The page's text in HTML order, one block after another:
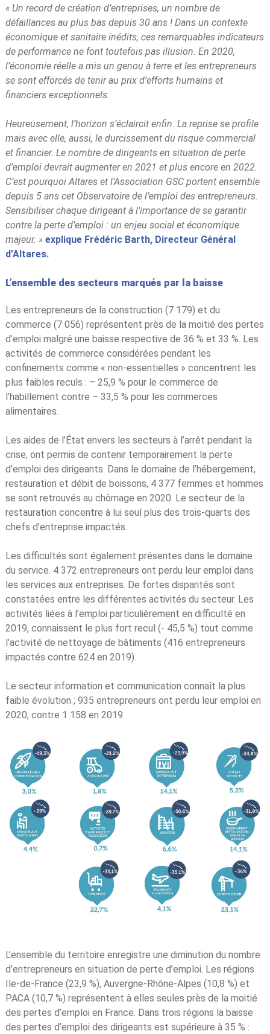
«Un record de création d’entreprises, un nombre de
défaillances au plus bas depuis 30 ans ! Dans un contexte
économique et sanitaire inédits, ces remarquables indicateurs
de performance ne font toutefois pas illusion. En 2020,
l’économie réelle a mis un genou à terre et les entrepreneurs
se sont efforcés de tenir au prix d’efforts humains et
financiers exceptionnels.
Heureusement, l’horizon s’éclaircit enfin. La reprise se profile
mais avec elle, aussi, le durcissement du risque commercial
et financier. Le nombre de dirigeants en situation de perte
d’emploi devrait augmenter en 2021 et plus encore en 2022.
C’est pourquoi Altares et l’Association GSC portent ensemble
depuis 5 ans cet Observatoire de l’emploi des entrepreneurs.
Sensibiliser chaque dirigeant à l’importance de se garantir
contre la perte d’emploi : un enjeu social et économique
majeur. » explique Frédéric Barth, Directeur Général
d’Altares.
L’ensemble des secteurs marqués par la baisse
Les entrepreneurs de la construction (7 179) et du
commerce (7 056) représentent près de la moitié des pertes
d’emploi malgré une baisse respective de 36 % et 33 %. Les
activités de commerce considérées pendant les
confinements comme « non-essentielles » concentrent les
plus faibles reculs : – 25,9 % pour le commerce de
l’habillement contre – 33,5 % pour les commerces
alimentaires.
Les aides de l’État envers les secteurs à l’arrêt pendant la
crise, ont permis de contenir temporairement la perte
d’emploi des dirigeants. Dans le domaine de l’hébergement,
restauration et débit de boissons, 4 377 femmes et hommes
se sont retrouvés au chômage en 2020. Le secteur de la
restauration concentre à lui seul plus des trois-quarts des
chefs d’entreprise impactés.
Les difficultés sont également présentes dans le domaine
du service. 4 372 entrepreneurs ont perdu leur emploi dans
les services aux entreprises. De fortes disparités sont
constatées entre les différentes activités du secteur. Les
activités liées à l’emploi particulièrement en difficulté en
2019, connaissent le plus fort recul (- 45,5 %) tout comme
l’activité de nettoyage de bâtiments (416 entrepreneurs
impactés contre 624 en 2019).
Le secteur information et communication connaît la plus
faible évolution ; 935 entrepreneurs ont perdu leur emploi en
2020, contre 1 158 en 2019.
L’ensemble du territoire enregistre une diminution du nombre
d’entrepreneurs en situation de perte d’emploi. Les régions
Ile-de-France (23,9 %), Auvergne-Rhône-Alpes (10,8 %) et
PACA (10,7 %) représentent à elles seules près de la moitié
des pertes d’emploi en France. Dans trois régions la baisse
des pertes d’emploi des dirigeants est supérieure à 35 % :